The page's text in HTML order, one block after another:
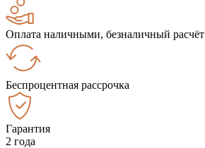
Оплата наличными, безналичный расчёт
Беспроцентная рассрочка
Гарантия
2 года